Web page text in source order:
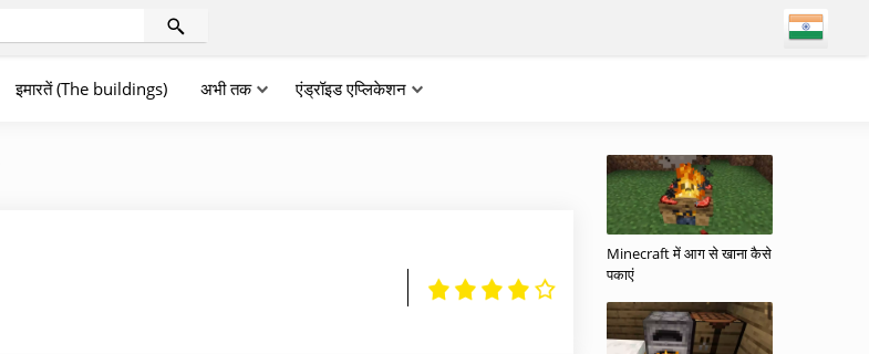
इमारतें (The buildings) अभी तक एंड्रॉइड एप्लिकेशन
Minecraft में आग से खाना कैसे
पकाएं